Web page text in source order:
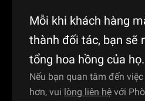
Mỗi khi khách hàng
thành đối tác, bạn sẽ
tổng hoa hồng của họ.
Nếu bạn quan tâm đến
hơn, vui lòng liên hệ với